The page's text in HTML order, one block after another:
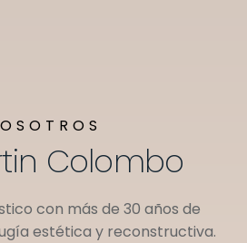
Colombo
con más de 30 años de
estética y reconstructiva.